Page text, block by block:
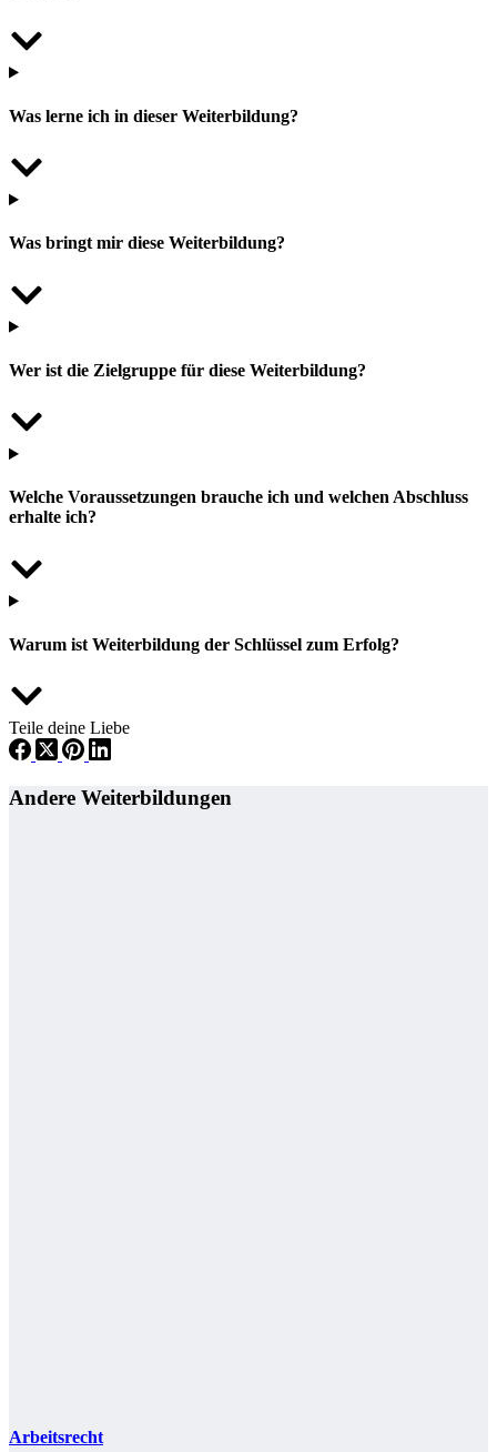
Was lerne ich in dieser Weiterbildung?
Was bringt mir diese Weiterbildung?
Wer ist die Zielgruppe für diese Weiterbildung?
Welche Voraussetzungen brauche ich und welchen Abschluss
erhalte ich?
Warum ist Weiterbildung der Schlüssel zum Erfolg?
Teile deine Liebe
Andere Weiterbildungen
Arbeitsrecht